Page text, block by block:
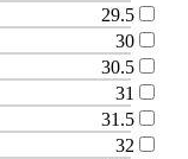
29.5
30
30.5
31
31.5
32